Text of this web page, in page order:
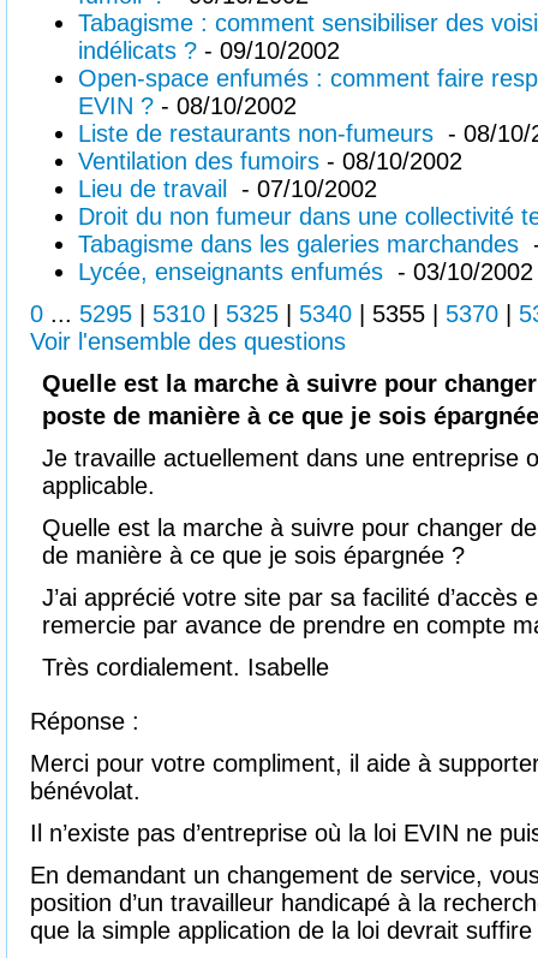
Tabagisme : comment sensibiliser des
indélicats ? - 09/10/2002
Open-space enfumés : comment faire
EVIN ? - 08/10/2002
Liste de restaurants non-fumeurs - 08/10/
Ventilation des fumoirs - 08/10/2002
Lieu de travail
- 07/10/2002
Droit du non fumeur dans une collectivité
Tabagisme dans les galeries marchandes
Lycée, enseignants enfumés - 03/10/2002
0 ... 5295 5310 5325 5340 5355 5370
Voir l'ensemble des questions
Quelle est la marche à suivre pour
poste de manière à ce que je sois
Je travaille actuellement dans une entreprise
applicable.
Quelle est la marche à suivre pour changer
de manière à ce que je sois épargnée ?
J’ai apprécié votre site par sa facilité d’accès
remercie par avance de prendre en compte
Très cordialement. Isabelle
Réponse :
Merci pour votre compliment, il aide à
bénévolat.
Il n’existe pas d’entreprise où la loi EVIN ne
En demandant un changement de service,
position d’un travailleur handicapé à la
que la simple application de la loi devrait